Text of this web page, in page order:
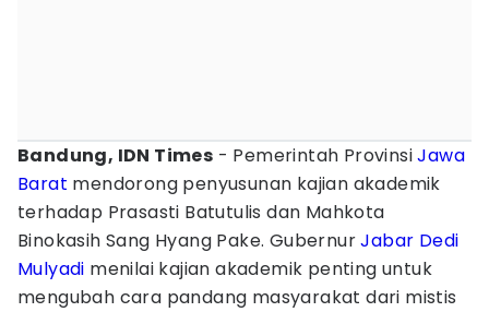
Bandung, IDN Times - Pemerintah ProvinsiJawa
Barat mendorong penyusunan kajian akademik
terhadap Prasasti Batutulis dan Mahkota
Binokasih Sang Hyang Pake. GubernurJabar Dedi
Mulyadi menilai kajian akademik penting untuk
mengubah cara pandang masyarakat dari mistis